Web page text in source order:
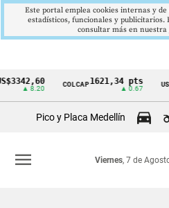
Cintillo
Colombia
COLCAP1621,34 pts USD/COP
Pico y Placa Medellín
Viernes, 7 de
menu
Este portal emplea cookies internas y
estadísticos, funcionales y publicitarios.
consultar más en nuestra